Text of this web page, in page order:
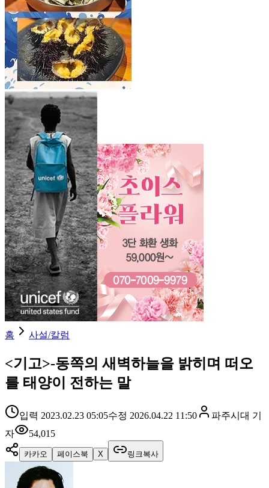
홈 사설/칼럼
<기고>-동쪽의 새벽하늘을 밝히며 떠오
를 태양이 전하는 말
입력 2023.02.23 05:05수정 2026.04.22 11:50 파주시대 기
자
54,015
카카오 페이스북 X 링크복사